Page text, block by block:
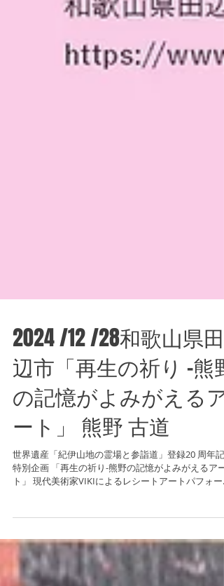
2024 /12 /28和歌山県田
辺市「再生の祈り -熊野
の記憶がよみがえるア
ート」 熊野 古道
世界遺産「紀伊山地の霊場と参詣道」登録20 周年記
特別企画 「再生の祈り-熊野の記憶がよみがえるアー
ト」 現代美術家VIKIによるレシートアートパフォー
ンス・アート作品展示販売会